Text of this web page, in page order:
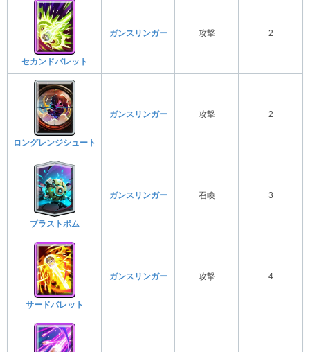
セカンドバレット
ガンスリンガー 攻撃 2
ロングレンジシュート
ガンスリンガー 攻撃 2
ブラストボム
ガンスリンガー 召喚 3
サードバレット
ガンスリンガー 攻撃 4